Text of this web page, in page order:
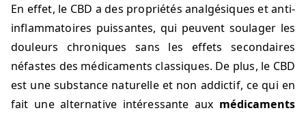
En effet, le CBD a des propriétés analgésiques et anti-
inflammatoires puissantes, qui peuvent soulager les
douleurs chroniques sans les effets secondaires
néfastes des médicaments classiques. De plus, le CBD
est une substance naturelle et non addictif, ce qui en
fait une alternative intéressante aux médicaments